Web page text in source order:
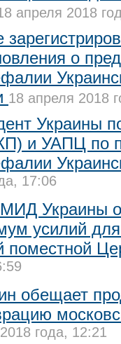
апреля 2018
о
18 апреля 2018
Украины
и УАПЦ по
17:06
Украины
усилий
поместной
обещает
года, 12:21